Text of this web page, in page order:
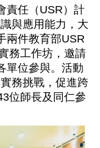
責任（USR）計
與應用能力，大
兩件教育部USR
務工作坊，邀請
單位參與。活動
務挑戰，促進跨
位師長及同仁參